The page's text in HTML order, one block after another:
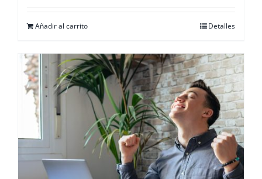
Añadir al carrito Detalles